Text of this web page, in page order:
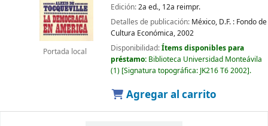
Portada local
Edición:2a ed., 12a reimpr.
Detalles de publicación: México, D.F. : Fondo de
Cultura Económica,2002
Disponibilidad:Ítems disponibles para
préstamo: Biblioteca Universidad Monteávila
(1) Signatura topográfica: JK216 T6 2002 .
Agregar al carrito